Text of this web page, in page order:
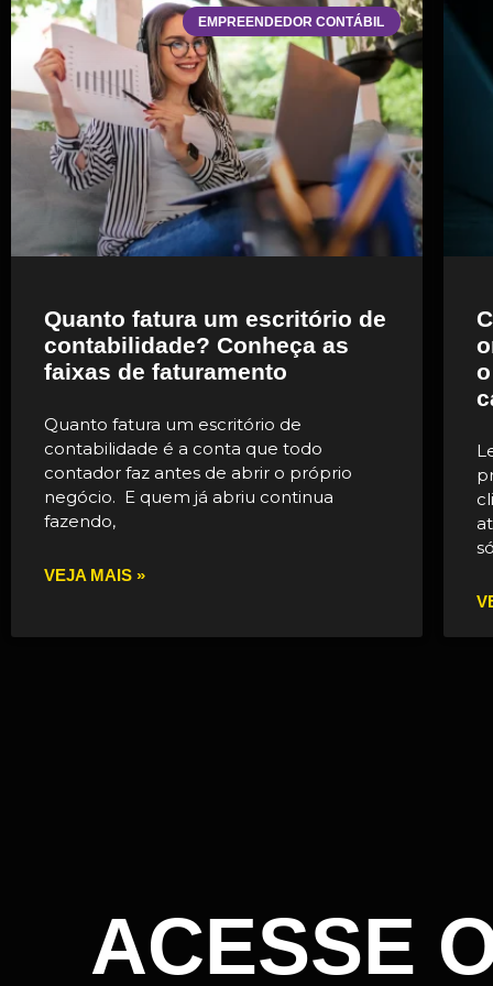
EMPREENDEDOR CONTÁBIL
Quanto fatura um escritório de
contabilidade? Conheça as
faixas de faturamento
Quanto fatura um escritório de
contabilidade é a conta que todo
contador faz antes de abrir o próprio
negócio. E quem já abriu continua
fazendo,
VEJA MAIS »
ACESSE